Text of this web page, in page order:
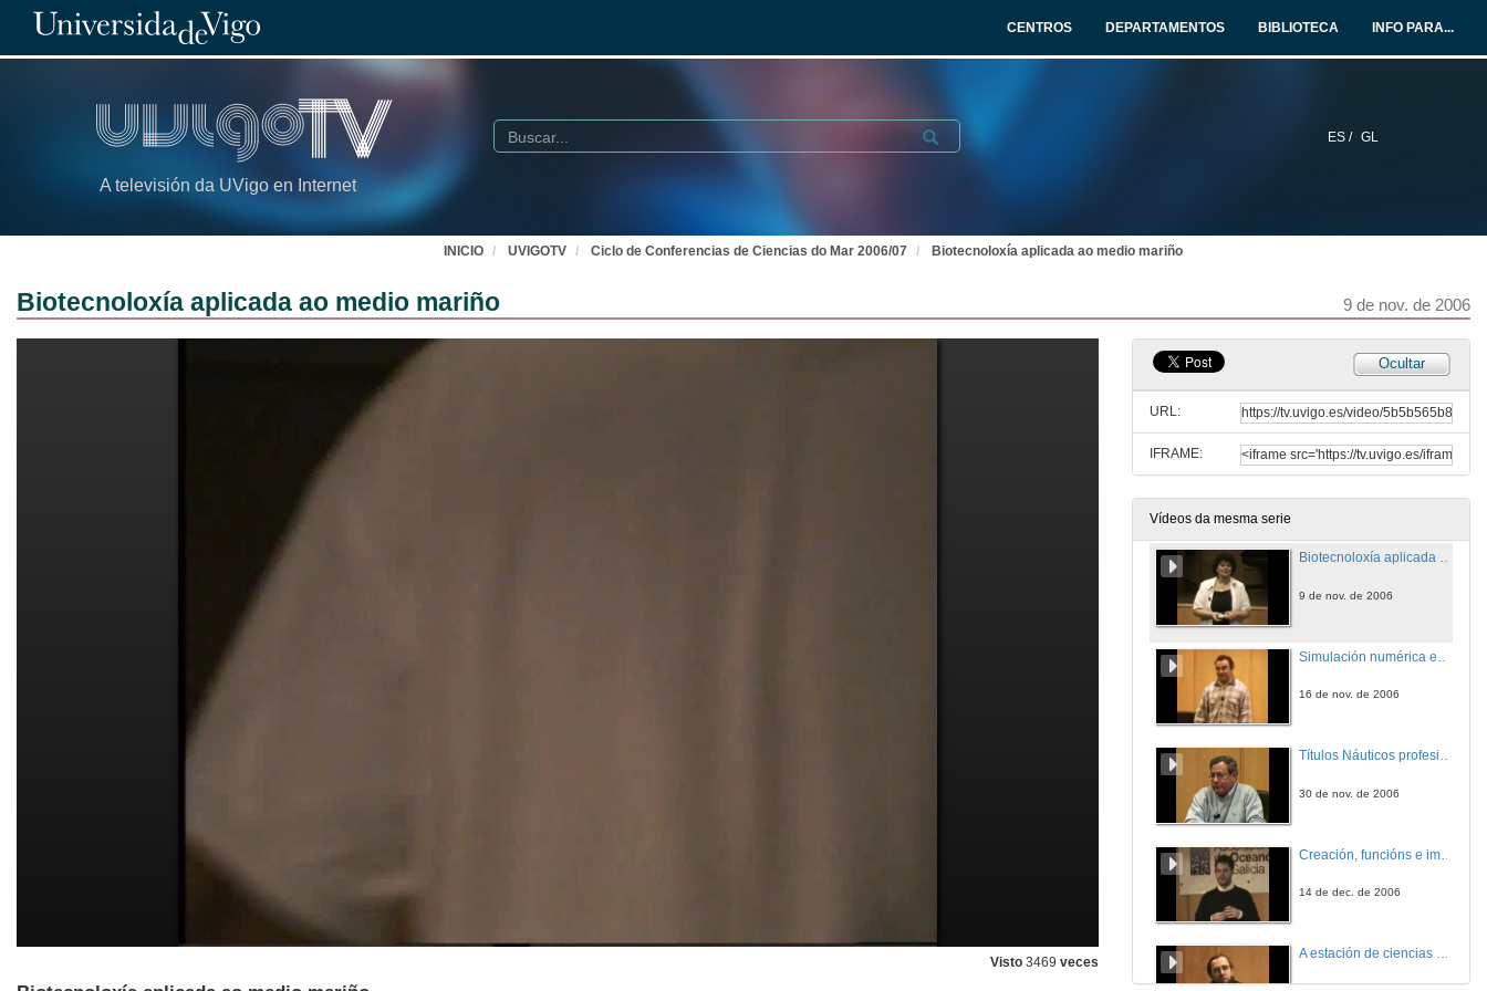
CENTROS DEPARTAMENTOS BIBLIOTECA INFO PARA...
A televisión da UVigo en Internet
ES / GL
Buscar Submit
INICIO UVIGOTV Ciclo de Conferencias de Ciencias do Mar 2006/07 Biotecnoloxía aplicada ao medio mariño
Biotecnoloxía aplicada ao medio mariño 9 de nov. de 2006
Visto 3469 veces
Ocultar
URL:
IFRAME:
Vídeos da mesma serie
5 de out. de 2006
¿Que é o Espazo Europeo de Educación Superior? Implicacións para a licenciatura de Ciencias do Mar
O Posgrao no Espazo Europeo de Educación Superior
26 de out. de 2006
Biotecnoloxía aplicada ao medio mariño
9 de nov. de 2006
16 de nov. de 2006
Títulos Náuticos profesionais e de recreo
30 de nov. de 2006
14 de dec. de 2006
A estación de ciencias mariñas de Toralla